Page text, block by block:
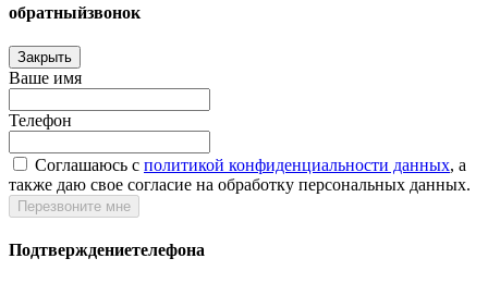
обратныйзвонок
Закрыть
Ваше имя
Телефон
Соглашаюсь c политикой конфиденциальности данных, а
также даю свое согласие на обработку персональных данных.
Перезвоните мне
Подтверждениетелефона